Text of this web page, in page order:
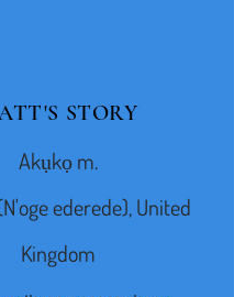
STORY
Akụkọ m.
ederede), United
Kingdom